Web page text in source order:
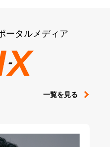
ータルメディア
一覧を見る